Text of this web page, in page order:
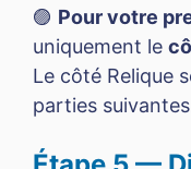
🟣 Pour votre
uniquement le
Le côté Relique
parties